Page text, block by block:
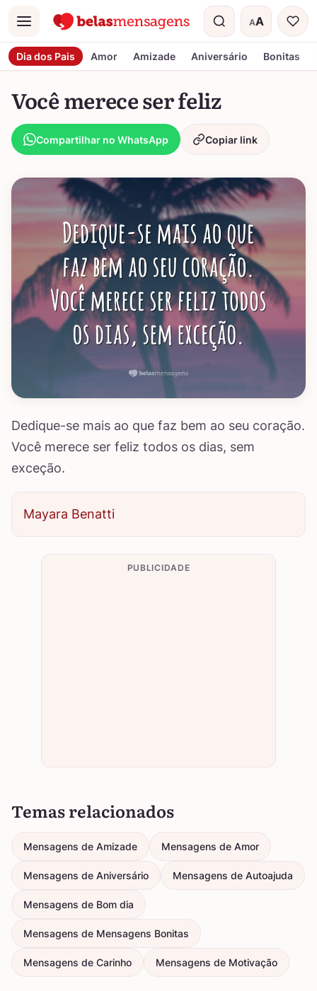
Menu AA
Tamanho do
Dia dos Pais Amor Amizade Aniversário Bonitas
Você merece ser feliz
Compartilhar no WhatsApp Copiar link
Dedique-se mais ao que faz bem ao seu coração.
Você merece ser feliz todos os dias, sem
exceção.
Mayara Benatti
PUBLICIDADE
Temas relacionados
Mensagens de Amizade Mensagens de Amor
Mensagens de Aniversário Mensagens de Autoajuda
Mensagens de Bom dia
Mensagens de Mensagens Bonitas
Mensagens de Carinho Mensagens de Motivação